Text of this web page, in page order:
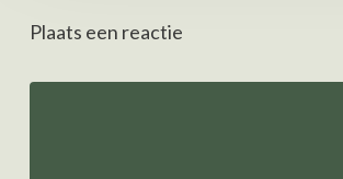
Plaats een reactie